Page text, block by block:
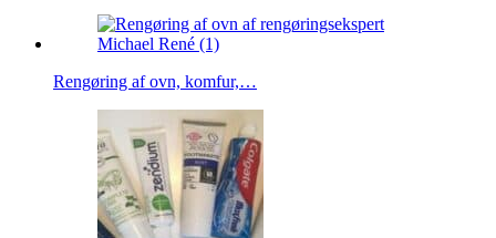
Rengøring af ovn, komfur,…